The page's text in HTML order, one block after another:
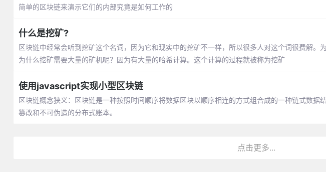
简单的区块链来演示它们的内部究竟是如何工作的
什么是挖矿?
区块链中经常会听到挖矿这个名词，因为它和现实中的挖矿不一样，所以很多人对这个词很费解。
为什么挖矿需要大量的矿机呢？因为有大量的哈希计算。这个计算的过程就被称为挖矿
使用javascript实现小型区块链
区块链概念狭义：区块链是一种按照时间顺序将数据区块以顺序相连的方式组合成的一种链式数据
篡改和不可伪造的分布式账本。
点击更多...